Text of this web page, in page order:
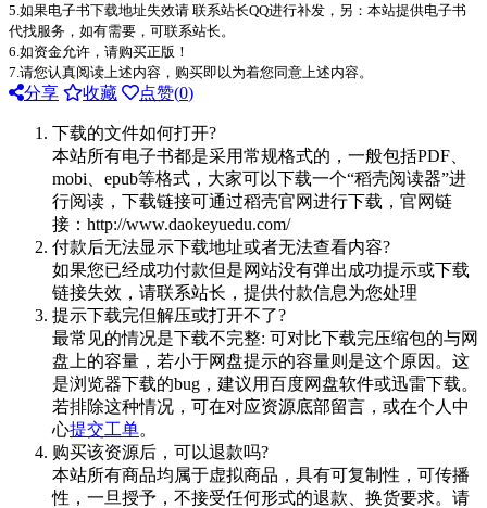
5.如果电子书下载地址失效请 联系站长QQ进行补发，另：本站提供电子书
代找服务，如有需要，可联系站长。
6.如资金允许，请购买正版！
7.请您认真阅读上述内容，购买即以为着您同意上述内容。
分享 收藏 点赞(0)
下载的文件如何打开?
本站所有电子书都是采用常规格式的，一般包括PDF、
mobi、epub等格式，大家可以下载一个“稻壳阅读器”进
行阅读，下载链接可通过稻壳官网进行下载，官网链
接：http://www.daokeyuedu.com/
付款后无法显示下载地址或者无法查看内容?
如果您已经成功付款但是网站没有弹出成功提示或下载
链接失效，请联系站长，提供付款信息为您处理
提示下载完但解压或打开不了?
最常见的情况是下载不完整: 可对比下载完压缩包的与网
盘上的容量，若小于网盘提示的容量则是这个原因。这
是浏览器下载的bug，建议用百度网盘软件或迅雷下载。
若排除这种情况，可在对应资源底部留言，或在个人中
心提交工单。
购买该资源后，可以退款吗?
本站所有商品均属于虚拟商品，具有可复制性，可传播
性，一旦授予，不接受任何形式的退款、换货要求。请